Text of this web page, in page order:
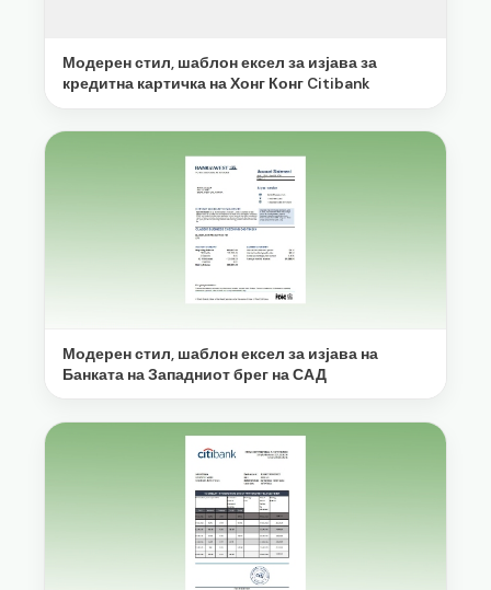
Модерен стил, шаблон ексел за изјава за
кредитна картичка на Хонг Конг Citibank
Модерен стил, шаблон ексел за изјава на
Банката на Западниот брег на САД